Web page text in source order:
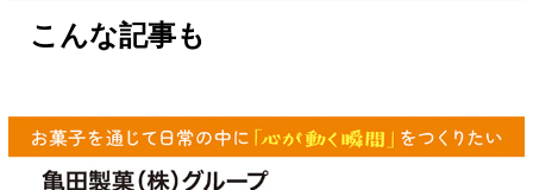
こんな記事も